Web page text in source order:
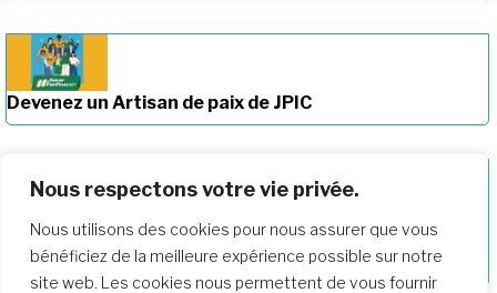
Nous respectons votre vie privée.
Nous utilisons des cookies pour nous assurer que vous
bénéficiez de la meilleure expérience possible sur notre
site web. Les cookies nous permettent de vous fournir
Devenez un Artisan de paix de JPIC
Approfondir notre parcours de
formation